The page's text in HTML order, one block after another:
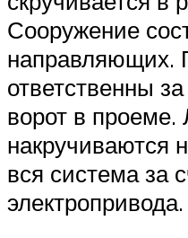
Сооружение
направляющих.
ответственны
ворот в проеме.
накручиваются
вся система за
электропривода.